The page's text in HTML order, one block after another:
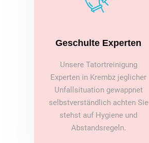
Geschulte Experten
Unsere Tatortreinigung
Experten in Krembz jeglicher
Unfallsituation gewappnet
selbstverständlich achten Sie
stehst auf Hygiene und
Abstandsregeln.